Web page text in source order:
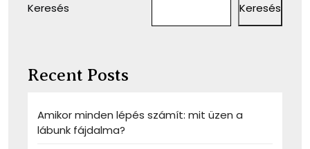
Keresés Keresés
Recent Posts
Amikor minden lépés számít: mit üzen a
lábunk fájdalma?